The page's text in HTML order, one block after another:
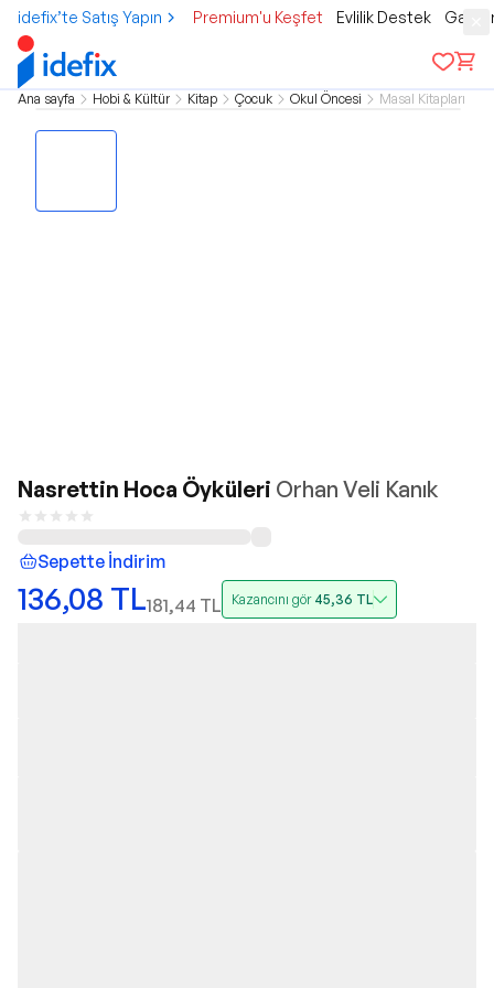
idefix’te Satış Yapın Premium'u Keşfet Evlilik Destek
Ana sayfa Hobi & Kültür Kitap Çocuk Okul Öncesi Masal Kitapları
Nasrettin Hoca Öyküleri Orhan Veli Kanık
Sepette İndirim
136,08 TL181,44 TL Kazancını gör 45,36 TL